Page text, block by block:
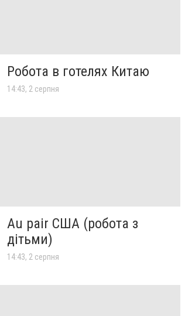
Робота в готелях Китаю
14:43, 2 серпня
Au pair США (робота з
дітьми)
14:43, 2 серпня